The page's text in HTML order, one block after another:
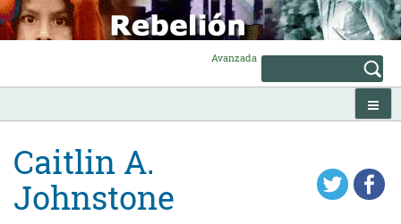
Skip
to
content
Avanzada
Caitlin A.
Johnstone